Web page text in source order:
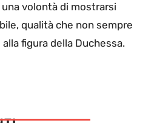
volontà di mostrarsi
qualità che non sempre
figura della Duchessa.